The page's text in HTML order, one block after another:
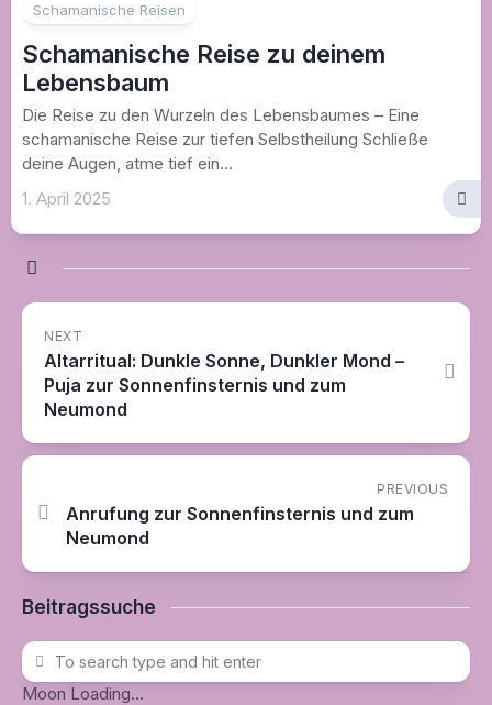
Schamanische Reisen
Schamanische Reise zu deinem
Lebensbaum
Die Reise zu den Wurzeln des Lebensbaumes – Eine
schamanische Reise zur tiefen Selbstheilung Schließe
deine Augen, atme tief ein...
1. April 2025
NEXT
Altarritual: Dunkle Sonne, Dunkler Mond –
Puja zur Sonnenfinsternis und zum
Neumond
PREVIOUS
Anrufung zur Sonnenfinsternis und zum
Neumond
Beitragssuche
Moon Loading...